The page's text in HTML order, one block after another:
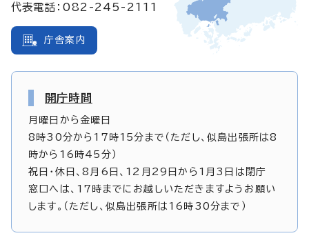
代表電話：082-245-2111
庁舎案内
開庁時間
月曜日から金曜日
8時30分から17時15分まで（ただし、似島出張所は8
時から16時45分）
祝日・休日、8月6日、12月29日から1月3日は閉庁
窓口へは、17時までにお越しいただきますようお願い
します。（ただし、似島出張所は16時30分まで）